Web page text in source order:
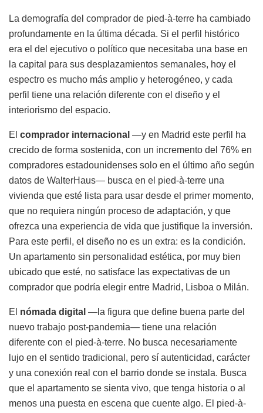
La demografía del comprador de pied-à-terre ha cambiado
profundamente en la última década. Si el perfil histórico
era el del ejecutivo o político que necesitaba una base en
la capital para sus desplazamientos semanales, hoy el
espectro es mucho más amplio y heterogéneo, y cada
perfil tiene una relación diferente con el diseño y el
interiorismo del espacio.
El comprador internacional —y en Madrid este perfil ha
crecido de forma sostenida, con un incremento del 76% en
compradores estadounidenses solo en el último año según
datos de WalterHaus— busca en el pied-à-terre una
vivienda que esté lista para usar desde el primer momento,
que no requiera ningún proceso de adaptación, y que
ofrezca una experiencia de vida que justifique la inversión.
Para este perfil, el diseño no es un extra: es la condición.
Un apartamento sin personalidad estética, por muy bien
ubicado que esté, no satisface las expectativas de un
comprador que podría elegir entre Madrid, Lisboa o Milán.
El nómada digital —la figura que define buena parte del
nuevo trabajo post-pandemia— tiene una relación
diferente con el pied-à-terre. No busca necesariamente
lujo en el sentido tradicional, pero sí autenticidad, carácter
y una conexión real con el barrio donde se instala. Busca
que el apartamento se sienta vivo, que tenga historia o al
menos una puesta en escena que cuente algo. El pied-à-